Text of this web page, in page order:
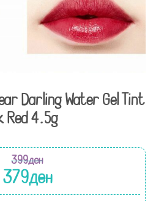
Darling Water Gel Tint
Red 4.5g
399ден
379ден